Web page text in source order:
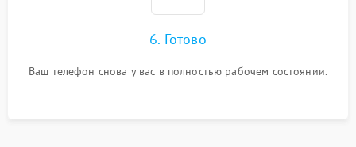
6. Готово
Ваш телефон снова у вас в полностью рабочем состоянии.